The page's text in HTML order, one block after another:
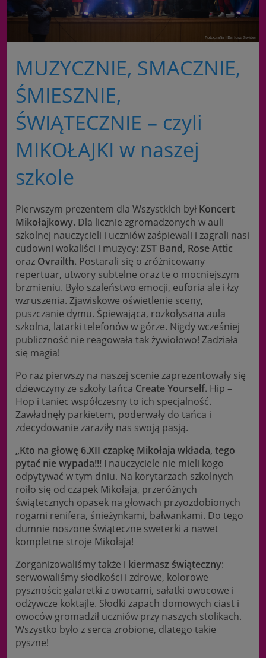
MUZYCZNIE, SMACZNIE,
ŚMIESZNIE,
ŚWIĄTECZNIE – czyli
MIKOŁAJKI w naszej
szkole
Pierwszym prezentem dla Wszystkich był Koncert
Mikołajkowy. Dla licznie zgromadzonych w auli
szkolnej nauczycieli i uczniów zaśpiewali i zagrali nasi
cudowni wokaliści i muzycy: ZST Band, Rose Attic
oraz Ovrailth. Postarali się o zróżnicowany
repertuar, utwory subtelne oraz te o mocniejszym
brzmieniu. Było szaleństwo emocji, euforia ale i łzy
wzruszenia. Zjawiskowe oświetlenie sceny,
puszczanie dymu. Śpiewająca, rozkołysana aula
szkolna, latarki telefonów w górze. Nigdy wcześniej
publiczność nie reagowała tak żywiołowo! Zadziała
się magia!
Po raz pierwszy na naszej scenie zaprezentowały się
dziewczyny ze szkoły tańca Create Yourself. Hip –
Hop i taniec współczesny to ich specjalność.
Zawładnęły parkietem, poderwały do tańca i
zdecydowanie zaraziły nas swoją pasją.
„Kto na głowę 6.XII czapkę Mikołaja wkłada, tego
pytać nie wypada!!! I nauczyciele nie mieli kogo
odpytywać w tym dniu. Na korytarzach szkolnych
roiło się od czapek Mikołaja, przeróżnych
świątecznych opasek na głowach przyozdobionych
rogami renifera, śnieżynkami, bałwankami. Do tego
dumnie noszone świąteczne sweterki a nawet
kompletne stroje Mikołaja!
Zorganizowaliśmy także i kiermasz świąteczny:
serwowaliśmy słodkości i zdrowe, kolorowe
pyszności: galaretki z owocami, sałatki owocowe i
odżywcze koktajle. Słodki zapach domowych ciast i
owoców gromadził uczniów przy naszych stolikach.
Wszystko było z serca zrobione, dlatego takie
pyszne!